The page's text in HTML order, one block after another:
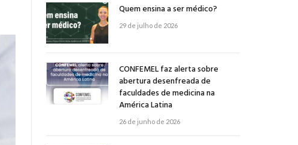
Quem ensina a ser médico?
29 de julho de 2026
CONFEMEL faz alerta sobre
abertura desenfreada de
faculdades de medicina na
América Latina
26 de junho de 2026